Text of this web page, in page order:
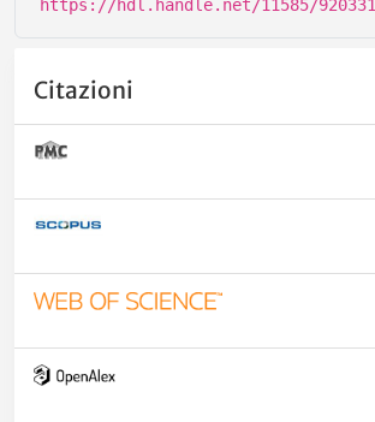
https://hdl.handle.net/11585/920331
Citazioni